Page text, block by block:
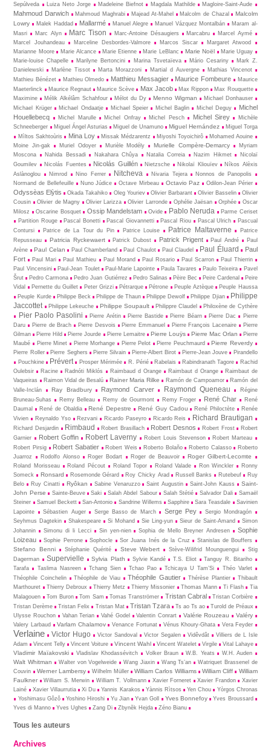
Sepúlveda
Luiza Neto Jorge Madeleine Biefnot Magdala Mathilde Magloire-Saint-Aude
Mahmoud Darwich Mahmoud Maghrabi Majead At-Mahel Malcolm de Chazal
Malcolm
Lowry
Malek Haddad Mallarmé Manuel Alegre Manuel Vázquez Montalbán
Maram al-
Masri
Marc Alyn Marc Tison Marc-Antoine Désaugiers Marcabru
Marcel Aymé
Marcel Jouhandeau
Marceline Desbordes-Valmore Marcos Siscar
Margaret Atwood
Marianne Moore
Marie Alcance Marie Etienne Marie LeBlanc Marie Noël
Marie Uguay
Marie-louise Chapelle
Marilyne Bertoncini Marina Tsvetaïeva Mário Cesariny
Mark Z.
Danielewski
Marlène Tissot Marta Morazzoni Martial d Auvergne
Mathias Vincenot
Mathieu Bénézet
Mathieu Olmedo Matthieu Messagier Maurice Fombeure
Maurice
Maeterlinck
Maurice Regnaut Maurice Scève Max Jacob Max Rippon
Max Rouquette
Maximine
Mélik Alkélâm Schahfour Mélot du Dy Menno Wigman
Michael Donhauser
Michael Krüger
Michael Ondaatje Michael Speier Michel Baglin Michel Deguy
Michel
Houellebecq
Michel Marulle Michel Onfray Michel Pesch Michel Sirey
Michèle
Schneeberger
Miguel Ángel Asturias Miguel de Unamuno Miguel Hernández
Miguel Torga
Mìltos Sakhtoùris
Mina Loy Missak Médzarentz Miyoshi Toyoichirô
Mohamed Aouine
Moine Jin-gak
Muriel Odoyer Murièle Modély Murielle Compère-Demarcy
Myriam
Moscona
Nahida Bessadi Nakahara Chûya Natalia Correia Nazim Hikmet
Nicolaï
Goumilev
Nicolás Fuentes Nicolás Guillén Nietz­sche Nikolaï Kliouïev
Níkos Alèxis
Aslànoglou
Nimrod Nino Ferrer Nitcheva Nivaria Tejera
Nonnos de Panopolis
Normand de Bellefeuille
Nuno Júdice Octave Mirbeau Octavio Paz Odilon-Jean Périer
Odyssèas Elỳtis Okada Takahiko Oleg Youriev Olivier Barbarant Olivier Basselin
Olivier
Cousin
Olivier de Magny Olivier Larizza Olivier Larronde Ophélie Jaësan Orphée
Oscar
Milosz
Oscarine Bosquet Ossip Mandelstam Ovide Pablo Neruda
Parme Ceriset
Partition Rouge
Pascal Bonetti Pascal Giovannetti Pascal Riou Pascal Ulrich
Pascual
Contursi
Patrice de La Tour du Pin Patrice Louise Patrice Maltaverne
Patrice
Repusseau
Patricia Ryckewaert Patrick Dubost Patrick Prigent Paul André
Paul
Arène
Paul Celan Paul Chamberland Paul Chaulot Paul Claudel Paul Éluard
Paul
Fort
Paul Mari Paul Mathieu Paul Morand Paul Rosario Paul Scarron
Paul Thierrin
Paul Vincensini
Paul-Jean Toulet Paul-Marie Lapointe Paula Tavares Paulo Teixeira
Pavel
Šrut
Pedro Carmona Pedro Juan Gutiérrez Pedro Salinas Pèire Bec Peire Cardenal
Peire
Vidal
Pernette du Guillet Peter Grizzi Pétrarque Pétrone Peuple Aztèque
Peuple Haussa
Peuple Kurde
Philippe Beck Philippe de Thaun Philippe Dewolf Philippe Djian
Philippe
Jaccottet
Philippe Lekeuche Philippe Soupault Philippre Claudel Philoxène de Cythère
Pier Paolo Pasolini Pierre Arétin Pierre Bastide Pierre Béarn Pierre Dac
Pierre
Daru
Pierre de Brach Pierre Desvois Pierre Emmanuel Pierre François Lacenaire
Pierre
Gilman
Pierre Hild Pierre Jourde Pierre Lemaitre Pierre Louÿs Pierre Mac Orlan
Pierre
Maubé
Pierre Minet Pierre Morhange Pierre Pelot Pierre Peuchmaurd Pierre Reverdy
Pierre Roller Pierre Seghers Pierre Silvain Pierre-Albert Birot Pierre-Jean Jouve
Pirandello
Pouchkine
Prévert Prosper Mérimée R. Périé Rabelais Rabindranath Tagore
Rachid
Oulebsir
Racine Radnóti Miklós Raimbaud d Orange Raimbaut d Orange
Raimbaut de
Vaqueiras
Raimon Vidal de Besalú Rainer Maria Rilke Ramón de Campoamor
Ramón del
Valle-Inclán
Ray Bradbury Raymond Carver Raymond Queneau
Régine
Bruneau-Suhas
Remy Belleau Remy de Gourmont Remy Froger René Char
René
Daumal
René de Obaldia René Depestre René Guy Cadou René Philoctète
Renée
Vivien
Reynaldo Yso Rezvani Ricardo Paseyro Ricardo Reis Richard Brautigan
Richard Desjardin Rimbaud Robert Brasillach Robert Desnos Robert Frost
Robert
Garnier
Robert Goffin Robert Laverny Robert Louis Stevenson
Robert Marteau
Robert Pirsig
Robert Sabatier Robert Weis Roberto Bolaño Roberto Calasso
Roberto
Juarroz
Rodolfo Alonso Roger Bodart Roger de Beauvoir Roger Gilbert-Lecomte
Roland Morisseau Roland Pécout Roland Topor Roland Valade Ron Winckler
Ronny
Someck
Ronsard Rosemonde Gérard Roy Chicky Arad Russell Banks Rutebeuf
Ruy
Belo
Ruy Cinatti Ryôkan Sabine Venaruzzo Saint Augustin Saint-John Kauss
Saint-
John Perse
Sainte-Beuve Saki Salah Abdel Sabour Salah Stétié Salvador Dali
Samaël
Steiner
Samuel Beckett San-Antonio Sandrine Willems Sapphire Sara Teasdale
Savinien
Lapointe
Sébastien Auger Serge Basso de March Serge Pey
Sergio Mondragón
Seyhmus Dagtekin
Shakespeare Si Mohand Sie Ling-yun Sieur de Saint-Amand
Simon
Johannin
Simonu di li Lecci Sin yen-nien Sophia de Mello Breyner Andresen
Sophie
Loizeau
Sophie Perrone Sophocle Sor Juana Inés de la Cruz Stanislas de Bouffers
Stefano Benni Stéphanie Quérité Steve Webert Stève-Wilifrid Mounguengui
Stig
Dagerman
Supervielle Sylvia Plath Sylvie Kandé T.S. Eliot
Tanguy R. Bitariho
Tarafa
Taslima Nasreen Tchang Sien Tchao Pao Tchicaya U Tam’Si
Théo Varlet
Théophile Coinchelin
Théophile de Viau Théophile Gautier Thérèse Plantier
Thibault
Marthouret
Thierry Debroux Thierry Metz Thierry Missonier Thomas Mann Ti Flash
Tia
Malagouen
Tom Buron Tom Sam Tomas Tranströmer Tristan Cabral
Tristan Corbière
Tristan Derème
Tristan Felix Tristan Mat Tristan Tzara Ts ao Ts ao
Turold de Préaux
Ulysse Rouchon
Vahan Terian Vahé Godel Valentin Conrart Valérie Rouzeau Valéry
Valery Larbaud Varlam Chalamov Venance Fortunat Vénus Khoury-Ghata Vera Feyder
Verlaine Victor Hugo Victor Sandoval Victor Segalen Vidêvdât
Villiers de L Isle
Adam
Vincent Telly Vincent Voiture Vincent Wahl Vincent Watelet Virgile Vital Lahaye
Vladimir Maïakovski Vladislav Khodassévitch Volker Braun W.B. Yeats W.H. Auden
Walt Whitman Walter von Vogelweide Wang Jiaxin Wang Ts’an
Watriquet Brassenel de
Couvin
Werner Lambersy Wilhelm Müller William Carlos Williams William Cliff
William
Faulkner
William S. Merwin William T. Vollmann Xavier Forneret Xavier Frandon
Xavier
Lainé
Xavier Villaurrutia Xi Du Yannis Karakos Yànnis Rìtsos Yen Chou
Yòrgos Chronas
Yoshimasu Gôzô
Yoshino Hiroshi Yu Jian Yvan Goll Yves Bonnefoy
Yves Broussard
Yves di Manno
Yves Ughes Zang Di Zbynĕk Hejda Zéno Bianu
Tous les auteurs
Archives